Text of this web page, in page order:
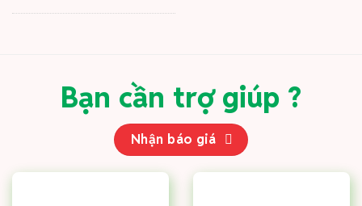
Bạn cần trợ giúp ?
Nhận báo giá